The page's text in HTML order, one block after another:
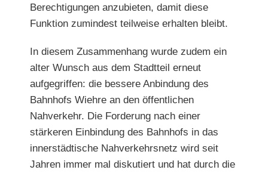
Berechtigungen anzubieten, damit diese
Funktion zumindest teilweise erhalten bleibt.
In diesem Zusammenhang wurde zudem ein
alter Wunsch aus dem Stadtteil erneut
aufgegriffen: die bessere Anbindung des
Bahnhofs Wiehre an den öffentlichen
Nahverkehr. Die Forderung nach einer
stärkeren Einbindung des Bahnhofs in das
innerstädtische Nahverkehrsnetz wird seit
Jahren immer mal diskutiert und hat durch die